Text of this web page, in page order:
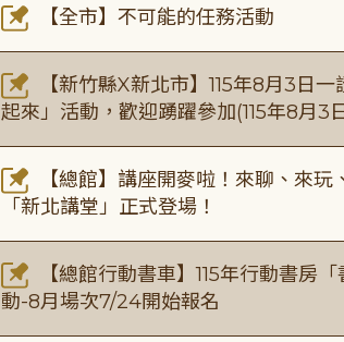
【全市】不可能的任務活動
【新竹縣X新北市】115年8月3日
起來」活動，歡迎踴躍參加(115年8月3
【總館】講座開麥啦！來聊、來玩
「新北講堂」正式登場！
【總館行動書車】115年行動書房
動-8月場次7/24開始報名